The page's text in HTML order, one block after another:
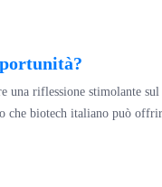
una riflessione stimolante
che biotech italiano può